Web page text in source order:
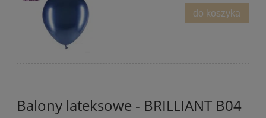
do koszyka
Balony lateksowe - BRILLIANT B04